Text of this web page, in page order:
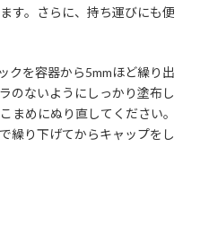
す。さらに、持ち運びにも便
クを容器から5mmほど繰り出
のないようにしっかり塗布し
まめにぬり直してください。
繰り下げてからキャップをし